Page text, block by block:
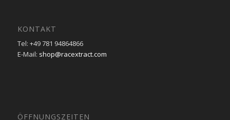
KONTAKT
Tel: +49 781 94864866
E-Mail: shop@racextract.com
ÖFFNUNGSZEITEN